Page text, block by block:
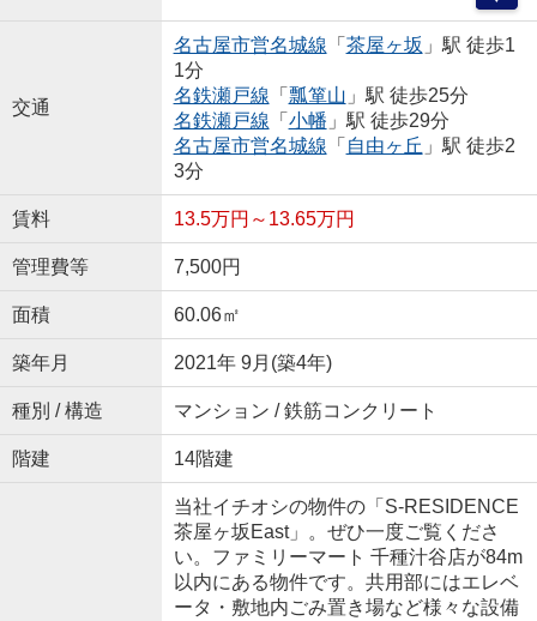
交通
名古屋市営名城線 「 茶屋ヶ坂 」駅 徒歩1
1分
名鉄瀬戸線 「 瓢箪山 」駅 徒歩25分
名鉄瀬戸線 「 小幡 」駅 徒歩29分
名古屋市営名城線 「 自由ヶ丘 」駅 徒歩2
3分
賃料 13.5万円～13.65万円
管理費等 7,500円
面積 60.06㎡
築年月 2021年 9月(築4年)
種別 / 構造 マンション / 鉄筋コンクリート
階建 14階建
当社イチオシの物件の「S-RESIDENCE
茶屋ヶ坂East」。ぜひ一度ご覧くださ
い。ファミリーマート 千種汁谷店が84m
以内にある物件です。共用部にはエレベ
ータ・敷地内ごみ置き場など様々な設備